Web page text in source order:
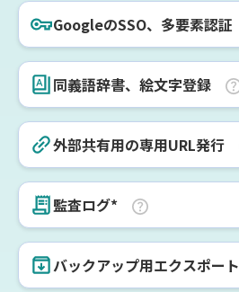
GoogleのSSO、多要素認証
同義語辞書、絵文字登録
外部共有用の専用URL発行
監査ログ*
バックアップ用エクスポート